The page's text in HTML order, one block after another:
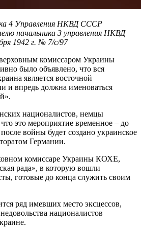
4 Управления НКВД СССР
начальника 3 управления НКВД
1942 г. № 7/с/97
комиссаром Украины
было объявлено, что вся
является восточной
и впредь должна именоваться
националистов, немцы
это мероприятие временное – до
войны будет создано украинское
Германии.
комиссаре Украины КОХЕ,
рада», в которую вошли
готовые до конца служить своим
ряд имевших место эксцессов,
националистов